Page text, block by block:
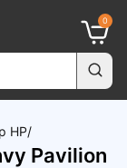
0
HP
Pavilion